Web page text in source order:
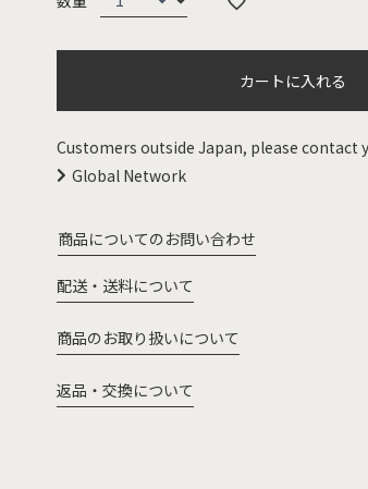
カートに入れる
Customers outside Japan, please contact
Global Network
商品についてのお問い合わせ
配送・送料について
商品のお取り扱いについて
返品・交換について